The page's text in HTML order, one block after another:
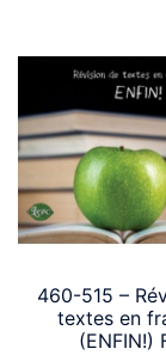
460-515 –
textes en
(ENFIN!)